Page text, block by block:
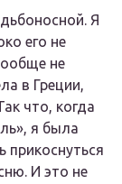
Я
его не
не
в Греции,
что, когда
я была
прикоснуться
И это не